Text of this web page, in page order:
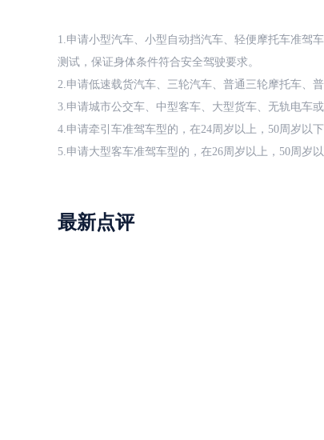
1.申请小型汽车、小型自动挡汽车、轻便摩托车准驾
测试，保证身体条件符合安全驾驶要求。
2.申请低速载货汽车、三轮汽车、普通三轮摩托车、
3.申请城市公交车、中型客车、大型货车、无轨电车
4.申请牵引车准驾车型的，在24周岁以上，50周岁以下
5.申请大型客车准驾车型的，在26周岁以上，50周岁以
最新点评